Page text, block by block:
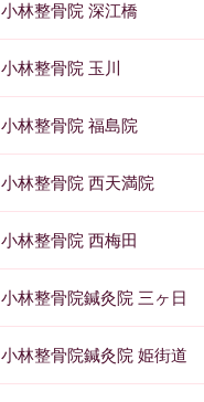
小林整骨院 深江橋
小林整骨院 玉川
小林整骨院 福島院
小林整骨院 西天満院
小林整骨院 西梅田
小林整骨院鍼灸院 三ヶ日
小林整骨院鍼灸院 姫街道